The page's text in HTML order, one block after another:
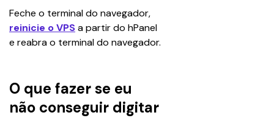
Feche o terminal do navegador,
reinicie o VPS a partir do hPanel
e reabra o terminal do navegador.
O que fazer se eu
não conseguir digitar